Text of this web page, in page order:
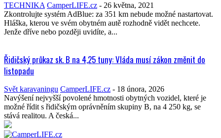
TECHNIKA CamperLIFE.cz - 26 května, 2021
Zkontrolujte systém AdBlue: za 351 km nebude možné nastartovat.
Hláška, kterou ve svém obytném autě rozhodně vidět nechcete.
Jenže dříve nebo později uvidíte, a...
Řidičský průkaz sk. B na 4,25 tuny: Vláda musí zákon změnit do
listopadu
Svět karavaningu CamperLIFE.cz - 18 února, 2026
Navýšení nejvyšší povolené hmotnosti obytných vozidel, které je
možné řídit s řidičským oprávněním skupiny B, na 4 250 kg, se
stává realitou. A česká...